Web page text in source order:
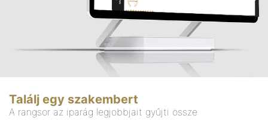
Találj egy szakembert
A rangsor az iparág legjobbjait gyűjti össze